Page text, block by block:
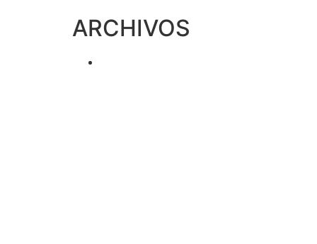
ARCHIVOS